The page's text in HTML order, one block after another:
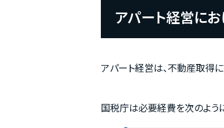
アパート経営に
アパート経営は、不動産取得に
国税庁は必要経費を次のよう